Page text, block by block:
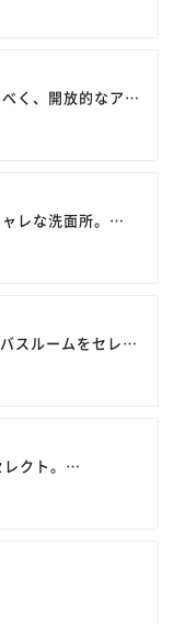
く、開放的なアイ
レな洗面所。
スルームをセレク
ました。
クト。